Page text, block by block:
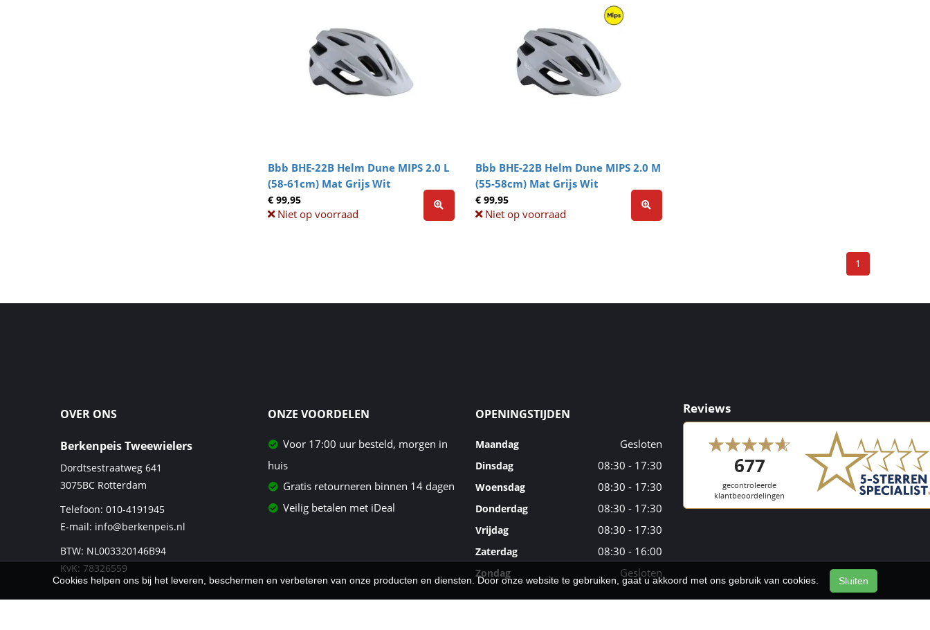
Bbb BHE-22B Helm Dune MIPS 2.0 L
(58-61cm) Mat Grijs Wit
€ 99,95
Niet op voorraad
Bbb BHE-22B Helm Dune MIPS 2.0 M
(55-58cm) Mat Grijs Wit
€ 99,95
Niet op voorraad
1
OVER ONS
Berkenpeis Tweewielers
Dordtsestraatweg 641
3075BC Rotterdam
Telefoon: 010-4191945
E-mail: info@berkenpeis.nl
BTW: NL003320146B94
KvK: 78326559
ONZE VOORDELEN
Voor 17:00 uur besteld, morgen in
huis
Gratis retourneren binnen 14 dagen
Veilig betalen met iDeal
OPENINGSTIJDEN
Maandag Gesloten
Dinsdag 08:30 - 17:30
Woensdag 08:30 - 17:30
Donderdag 08:30 - 17:30
Vrijdag 08:30 - 17:30
Zaterdag 08:30 - 16:00
Zondag Gesloten
Reviews
Cookies helpen ons bij het leveren, beschermen en verbeteren van onze producten en diensten. Door onze website te gebruiken, gaat u akkoord met ons gebruik van cookies. Sluiten